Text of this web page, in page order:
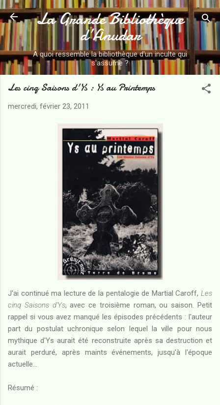
Accéder au contenu principal
La Grande Bibliothèque
d’Anudar
A quoi ressemble la bibliothèque d'un inculte qui
s'assume ?
Les cinq Saisons d'Ys : Ys au Printemps
mercredi, février 23, 2011
J'ai continué ma lecture de la pentalogie de Martial Caroff, Les
cinq Saisons d'Ys, avec ce troisième roman, ou saison. Petit
rappel si vous avez manqué les épisodes précédents : l'auteur
part du postulat uchronique selon lequel la ville pour nous
mythique d'Ys aurait été reconstruite après sa destruction et
aurait perduré, après maints événements, jusqu'à l'époque
actuelle...
Résumé :